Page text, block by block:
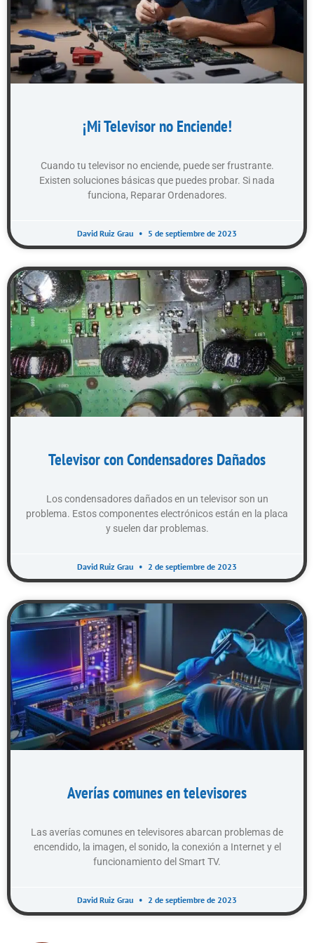
¡Mi Televisor no Enciende!
Cuando tu televisor no enciende, puede ser frustrante.
Existen soluciones básicas que puedes probar. Si nada
funciona, Reparar Ordenadores.
David Ruiz Grau 5 de septiembre de 2023
Televisor con Condensadores Dañados
Los condensadores dañados en un televisor son un
problema. Estos componentes electrónicos están en la placa
y suelen dar problemas.
David Ruiz Grau 2 de septiembre de 2023
Averías comunes en televisores
Las averías comunes en televisores abarcan problemas de
encendido, la imagen, el sonido, la conexión a Internet y el
funcionamiento del Smart TV.
David Ruiz Grau 2 de septiembre de 2023